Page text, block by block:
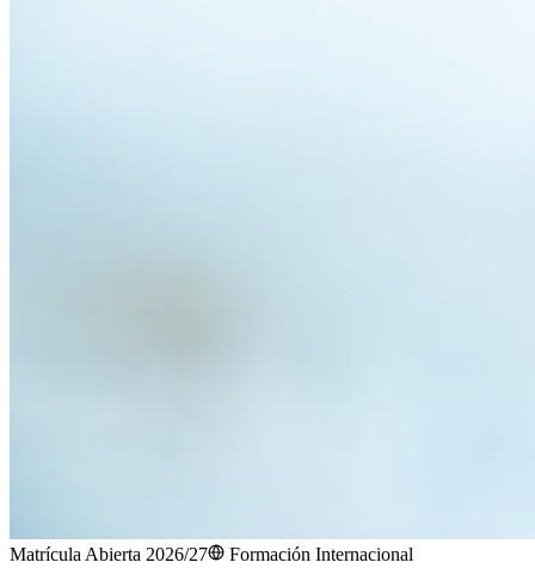
Matrícula Abierta 2026/27 Formación Internacional